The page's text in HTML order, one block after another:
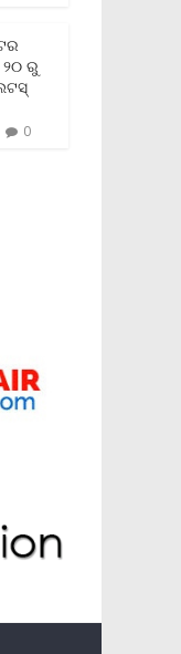
୨୦ ରୁ
0